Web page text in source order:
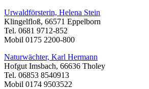
Urwaldförsterin, Helena Stein
Klingelfloß, 66571 Eppelborn
Tel. 0681 9712-852
Mobil 0175 2200-800
Naturwächter, Karl Hermann
Hofgut Imsbach, 66636 Tholey
Tel. 06853 8540913
Mobil 0174 9503522